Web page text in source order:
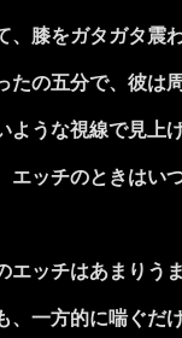
膝をガタガタ震
の五分で、彼は
うな視線で見上
ッチのときはい
ッチはあまりう
一方的に喘ぐだ